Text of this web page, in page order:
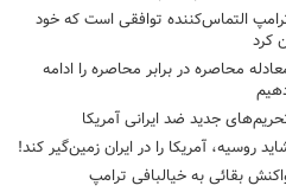
التماس‌کننده توافقی است که خود
کرد
محاصره در برابر محاصره را ادامه
جدید ضد ایرانی آمریکا
روسیه، آمریکا را در ایران زمین‌گیر کند!
بقائی به خیالبافی ترامپ